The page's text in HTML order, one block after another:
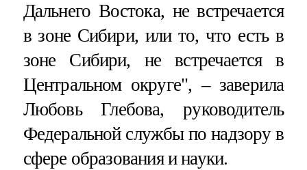
Дальнего Востока, не встречается
в зоне Сибири, или то, что есть в
зоне Сибири, не встречается в
Центральном округе", – заверила
Любовь Глебова, руководитель
Федеральной службы по надзору в
сфере образования и науки.